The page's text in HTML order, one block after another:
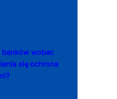
wobec
się ochrona